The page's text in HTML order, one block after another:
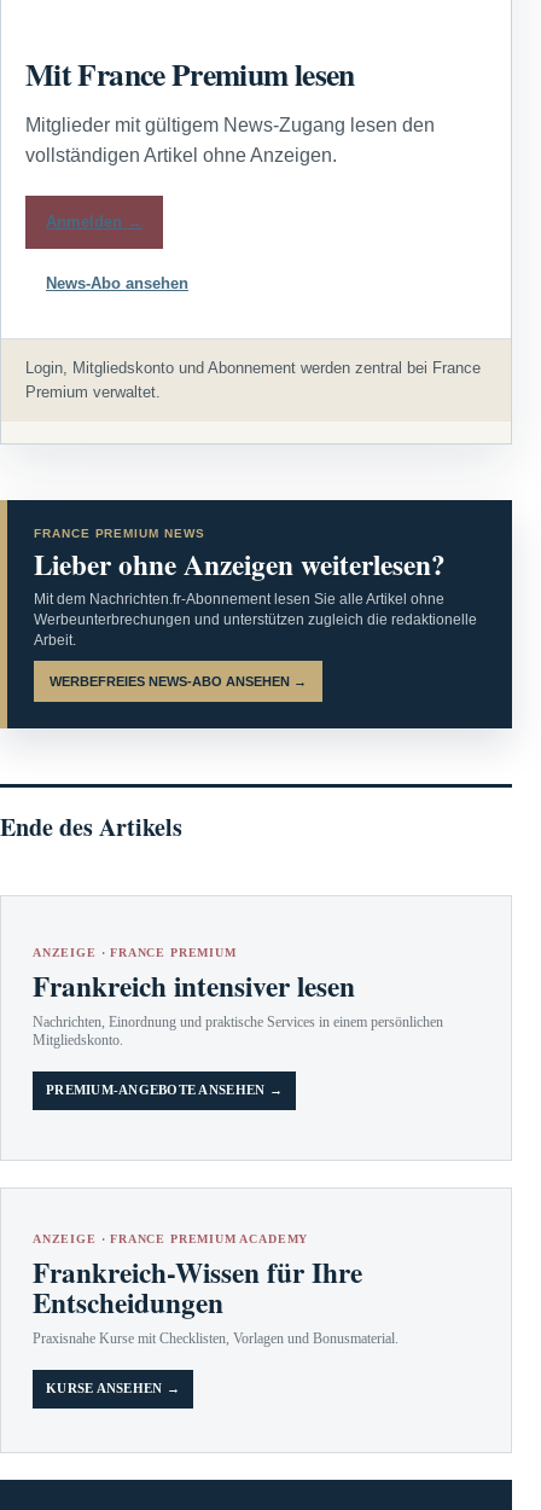
Mit France Premium lesen
Mitglieder mit gültigem News-Zugang lesen den
vollständigen Artikel ohne Anzeigen.
Anmelden →
News-Abo ansehen
Login, Mitgliedskonto und Abonnement werden zentral bei France
Premium verwaltet.
FRANCE PREMIUM NEWS
Lieber ohne Anzeigen weiterlesen?
Mit dem Nachrichten.fr-Abonnement lesen Sie alle Artikel ohne
Werbeunterbrechungen und unterstützen zugleich die redaktionelle
Arbeit.
WERBEFREIES NEWS-ABO ANSEHEN →
Ende des Artikels
ANZEIGE · FRANCE PREMIUM
Frankreich intensiver lesen
Nachrichten, Einordnung und praktische Services in einem persönlichen
Mitgliedskonto.
PREMIUM-ANGEBOTE ANSEHEN →
ANZEIGE · FRANCE PREMIUM ACADEMY
Frankreich-Wissen für Ihre
Entscheidungen
Praxisnahe Kurse mit Checklisten, Vorlagen und Bonusmaterial.
KURSE ANSEHEN →